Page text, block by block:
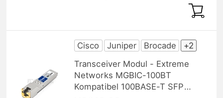
Cisco Juniper Brocade
+2
Transceiver Modul - Extreme
Networks MGBIC-100BT
Kompatibel 100BASE-T SFP